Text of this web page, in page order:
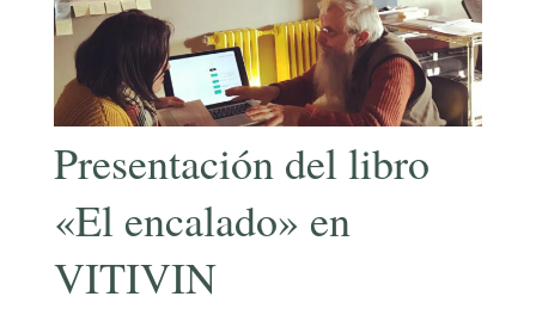
Presentación del libro
«El encalado» en
VITIVIN